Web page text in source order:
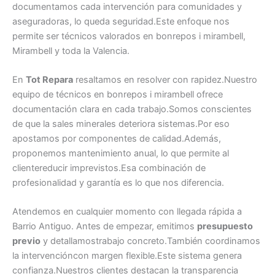
documentamos cada intervención para comunidades y
aseguradoras, lo queda seguridad.Este enfoque nos
permite ser técnicos valorados en bonrepos i mirambell,
Mirambell y toda la Valencia.
En Tot Repara resaltamos en resolver con rapidez.Nuestro
equipo de técnicos en bonrepos i mirambell ofrece
documentación clara en cada trabajo.Somos conscientes
de que la sales minerales deteriora sistemas.Por eso
apostamos por componentes de calidad.Además,
proponemos mantenimiento anual, lo que permite al
clientereducir imprevistos.Esa combinación de
profesionalidad y garantía es lo que nos diferencia.
Atendemos en cualquier momento con llegada rápida a
Barrio Antiguo. Antes de empezar, emitimos presupuesto
previo y detallamostrabajo concreto.También coordinamos
la intervencióncon margen flexible.Este sistema genera
confianza.Nuestros clientes destacan la transparencia